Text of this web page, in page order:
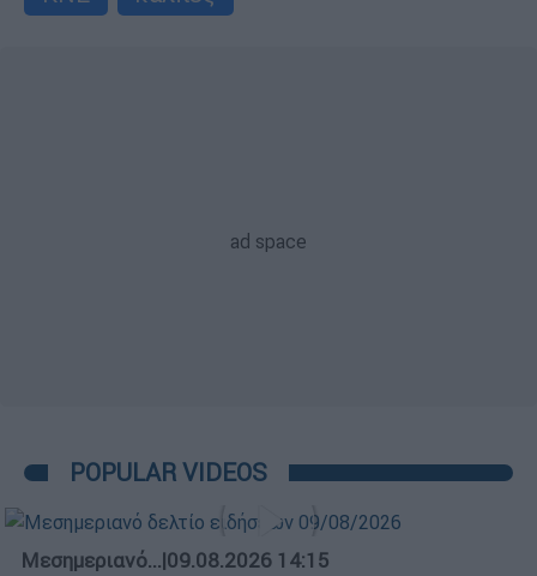
POPULAR VIDEOS
Μεσημεριανό...|09.08.2026 14:15